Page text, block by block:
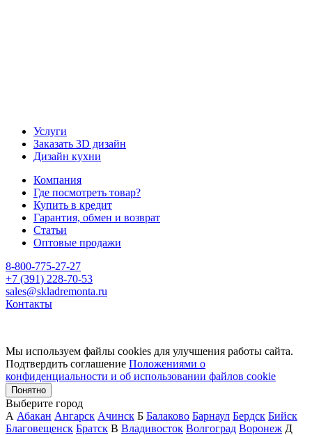
Услуги
Заказать 3D дизайн
Дизайн кухни
Компания
Где посмотреть товар?
Купить в кредит
Гарантия, обмен и возврат
Статьи
Оптовые продажи
8-800-775-27-27
+7 (391) 228-70-53
sales@skladremonta.ru
Контакты
Мы используем файлы cookies для улучшения работы сайта.
Подтвердить соглашение Положениями о
конфиденциальности и об использовании файлов cookie
Понятно
Выберите город
А Абакан Ангарск Ачинск Б Балаково Барнаул Бердск Бийск
Благовещенск Братск В Владивосток Волгоград Воронеж Д